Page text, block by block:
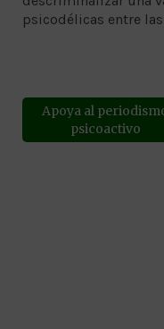
psicodélicas entre
Apoya al
psicoactivo